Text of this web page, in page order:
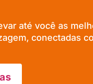
até você as
conectadas